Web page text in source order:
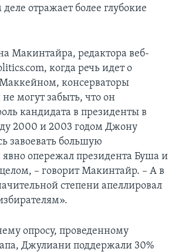
отражает более глубокие
Макинтайра, редактора веб-
когда речь идет о
консерваторы
могут забыть, что он
кандидата в президенты в
2000 и 2003 годом Джону
завоевать большую
явно опережал президента Буша и
– говорит Макинтайр. – А в
степени апеллировал
опросу, проведенному
Джулиани поддержали 30%